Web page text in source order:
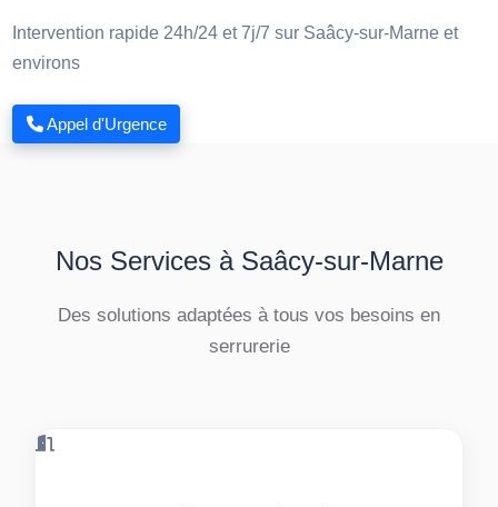
Intervention rapide 24h/24 et 7j/7 sur Saâcy-sur-Marne et
environs
Appel d'Urgence
Nos Services à Saâcy-sur-Marne
Des solutions adaptées à tous vos besoins en
serrurerie